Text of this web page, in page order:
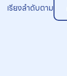
เรียงลำดับตาม